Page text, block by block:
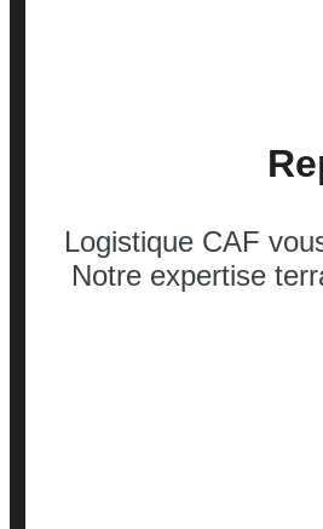
Logistique CAF
Notre expertise